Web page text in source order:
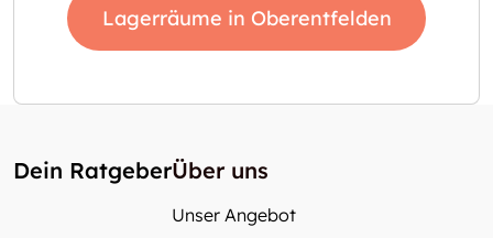
Lagerräume in Oberentfelden
Dein RatgeberÜber uns
Unser Angebot